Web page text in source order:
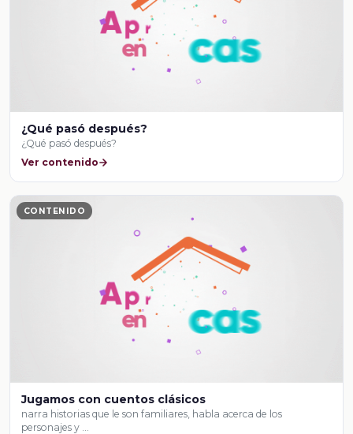
¿Qué pasó después?
¿Qué pasó después?
Ver contenido
CONTENIDO
Jugamos con cuentos clásicos
narra historias que le son familiares, habla acerca de los
personajes y …